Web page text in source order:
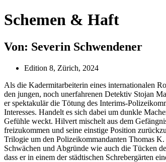
Schemen & Haft
Von: Severin Schwendener
Edition 8, Zürich, 2024
Als die Kadermitarbeiterin eines internationalen
den jungen, noch unerfahrenen Detektiv Stojan
er spektakulär die Tötung des Interims-
Interesses. Handelt es sich dabei um dunkle
Gefühle weckt. Hilvert mischelt aus dem
freizukommen und seine einstige Position
Trilogie um den Polizeikommandanten Thomas
Schwächen und Abgründe wie auch die Tücken
dass er in einem der städtischen Schrebergärten